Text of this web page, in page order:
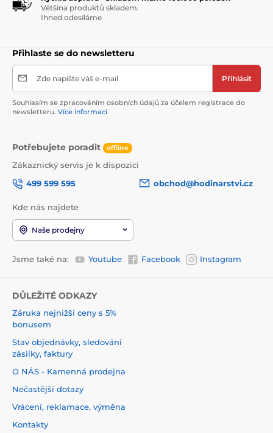
Většina produktů skladem.
Ihned odesíláme
Přihlaste se do newsletteru
Zde napište váš e-mail Přihlásit
Souhlasím se zpracováním osobních údajů za účelem registrace do
newsletteru. Více informací
Potřebujete poradit offline
Zákaznický servis je k dispozici
499 599 595
obchod@hodinarstvi.cz
Kde nás najdete
Naše prodejny
Jsme také na: Youtube Facebook Instagram
DŮLEŽITÉ ODKAZY
Záruka nejnižší ceny s 5%
bonusem
Stav objednávky, sledování
zásilky, faktury
O NÁS - Kamenná prodejna
Nečastější dotazy
Vrácení, reklamace, výměna
Kontakty